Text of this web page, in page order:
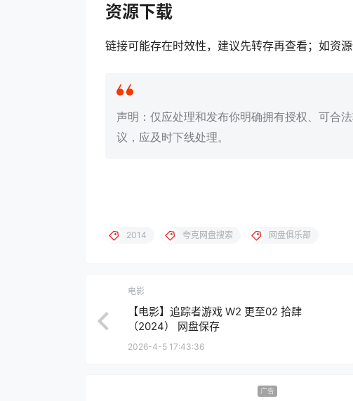
资源下载
链接可能存在时效性，建议先转存再查看；如资
声明：仅应处理和发布你明确拥有授权、可合
议，应及时下线处理。
2014 夸克网盘搜索 网盘俱乐部
电影
【电影】追踪者游戏 W2 更至02 拾肆
（2024） 网盘保存
2026-4-5 17:43:36
广告